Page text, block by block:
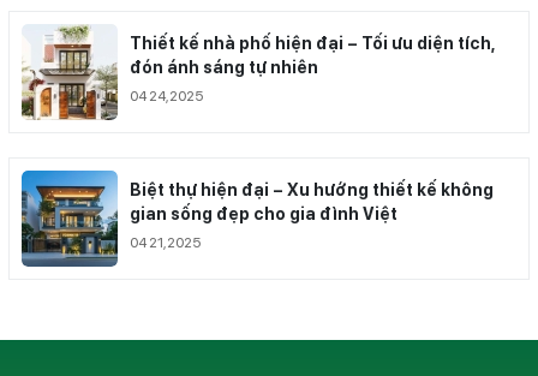
Thiết kế nhà phố hiện đại – Tối ưu diện tích,
đón ánh sáng tự nhiên
04 24,2025
Biệt thự hiện đại – Xu hướng thiết kế không
gian sống đẹp cho gia đình Việt
04 21,2025